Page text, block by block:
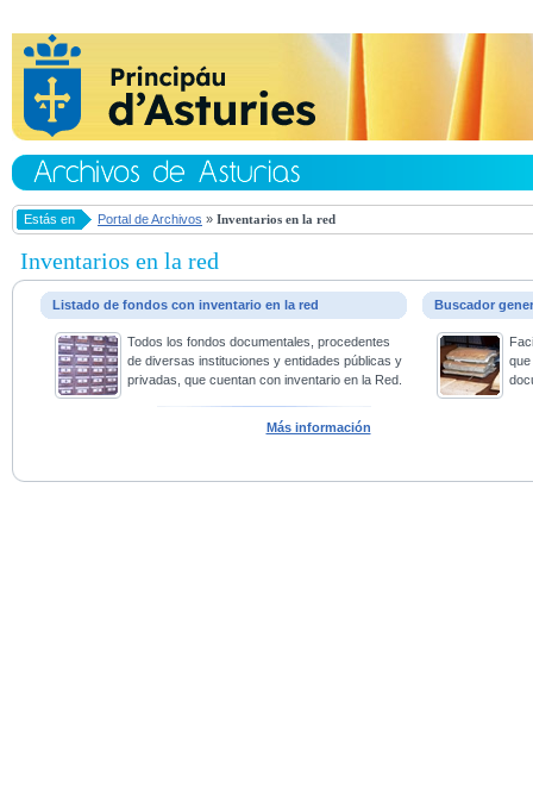
Estás en Portal de Archivos » Inventarios en la red
Inventarios en la red
Listado de fondos con inventario en la red
Todos los fondos documentales, procedentes
de diversas instituciones y entidades públicas y
privadas, que cuentan con inventario en la Red.
Más información
Buscador